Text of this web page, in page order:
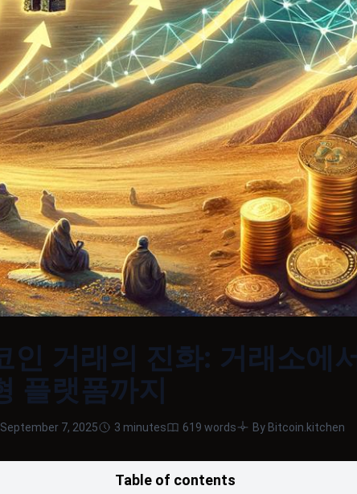
인 거래의 진화: 거래소에
플랫폼까지
7, 2025 3 minutes 619 words By Bitcoin.kitchen
Table of contents